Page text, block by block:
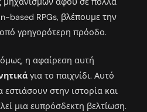
based RPGs, βλέπουμε την
γρηγορότερη πρόοδο.
η αφαίρεση αυτή
για το παιχνίδι. Αυτό
εστιάσουν στην ιστορία και
μια ευπρόσδεκτη βελτίωση.